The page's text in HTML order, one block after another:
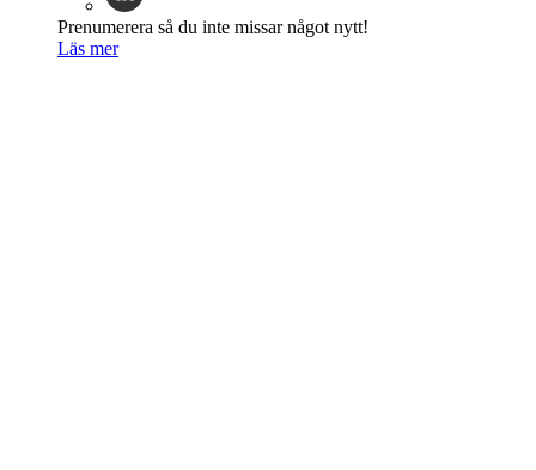
Prenumerera så du inte missar något nytt!
Läs mer